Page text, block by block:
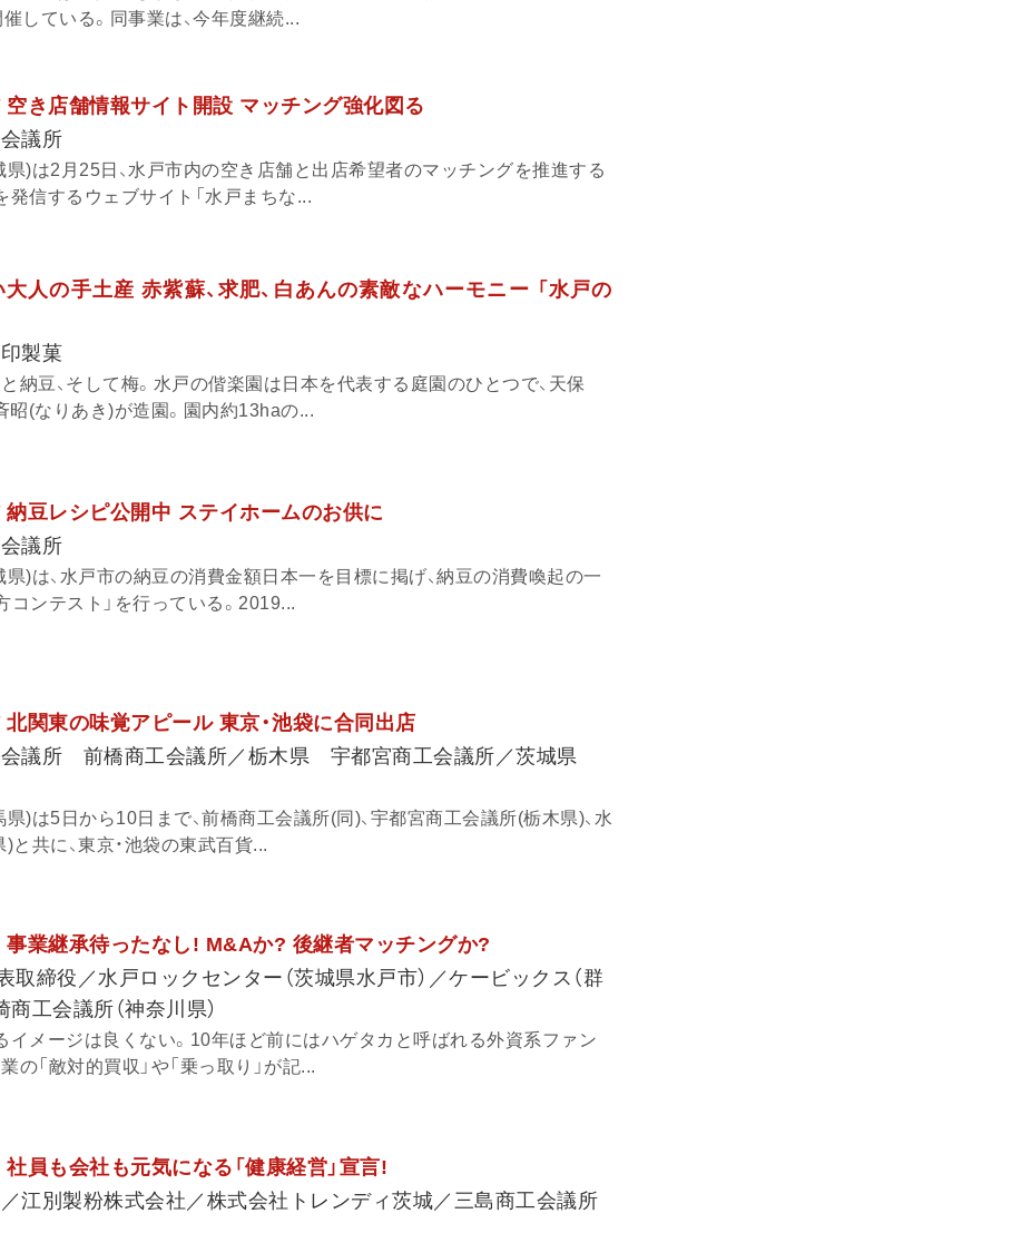
している。同事業は、今年度継続...
き店舗情報サイト開設 マッチング強化図る
議所
)は2月25日、水戸市内の空き店舗と出店希望者のマッチングを推進する
発信するウェブサイト「水戸まちな...
人の手土産 赤紫蘇、求肥、白あんの素敵なハーモニー 「水戸の
製菓
納豆、そして梅。水戸の偕楽園は日本を代表する庭園のひとつで、天保
昭(なりあき)が造園。園内約13haの...
豆レシピ公開中 ステイホームのお供に
議所
)は、水戸市の納豆の消費金額日本一を目標に掲げ、納豆の消費喚起の一
コンテスト」を行っている。2019...
関東の味覚アピール 東京・池袋に合同出店
議所 前橋商工会議所／栃木県 宇都宮商工会議所／茨城県
)は5日から10日まで、前橋商工会議所(同)、宇都宮商工会議所(栃木県)、水
と共に、東京・池袋の東武百貨...
事業継承待ったなし! M&Aか? 後継者マッチングか?
取締役／水戸ロックセンター（茨城県水戸市）／ケービックス（群
工会議所（神奈川県）
イメージは良くない。10年ほど前にはハゲタカと呼ばれる外資系ファン
の「敵対的買収」や「乗っ取り」が記...
員も会社も元気になる「健康経営」宣言!
江別製粉株式会社／株式会社トレンディ茨城／三島商工会議所